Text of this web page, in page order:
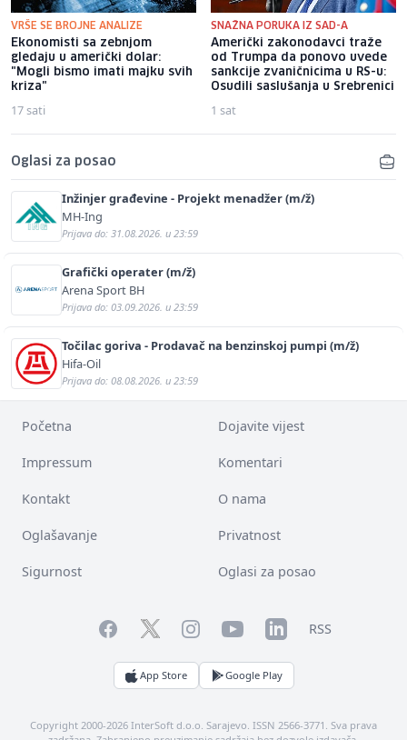
VRŠE SE BROJNE ANALIZE
Ekonomisti sa zebnjom
gledaju u američki dolar:
"Mogli bismo imati majku svih
kriza"
17 sati
SNAŽNA PORUKA IZ SAD-A
Američki zakonodavci traže
od Trumpa da ponovo uvede
sankcije zvaničnicima u RS-u:
Osudili saslušanja u Srebrenici
1 sat
Oglasi za posao
Inžinjer građevine - Projekt menadžer (m/ž)
MH-Ing
Prijava do: 31.08.2026. u 23:59
Grafički operater (m/ž)
Arena Sport BH
Prijava do: 03.09.2026. u 23:59
Točilac goriva - Prodavač na benzinskoj pumpi (m/ž)
Hifa-Oil
Prijava do: 08.08.2026. u 23:59
Početna Dojavite vijest
Impressum Komentari
Kontakt O nama
Oglašavanje Privatnost
Sigurnost Oglasi za posao
FacebookTwitterInstagramYouTubeLinkedInRSS
App Store Google Play
Copyright 2000-2026 InterSoft d.o.o. Sarajevo. ISSN 2566-3771. Sva prava